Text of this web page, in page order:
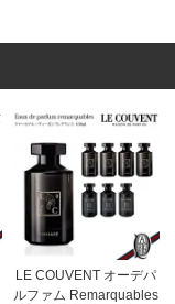
LE COUVENT オーデパ
ルファム Remarquables